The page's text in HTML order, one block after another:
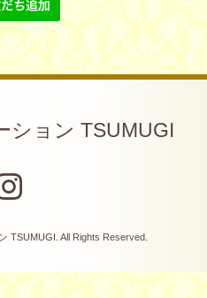
ション TSUMUGI
TSUMUGI . All Rights Reserved.